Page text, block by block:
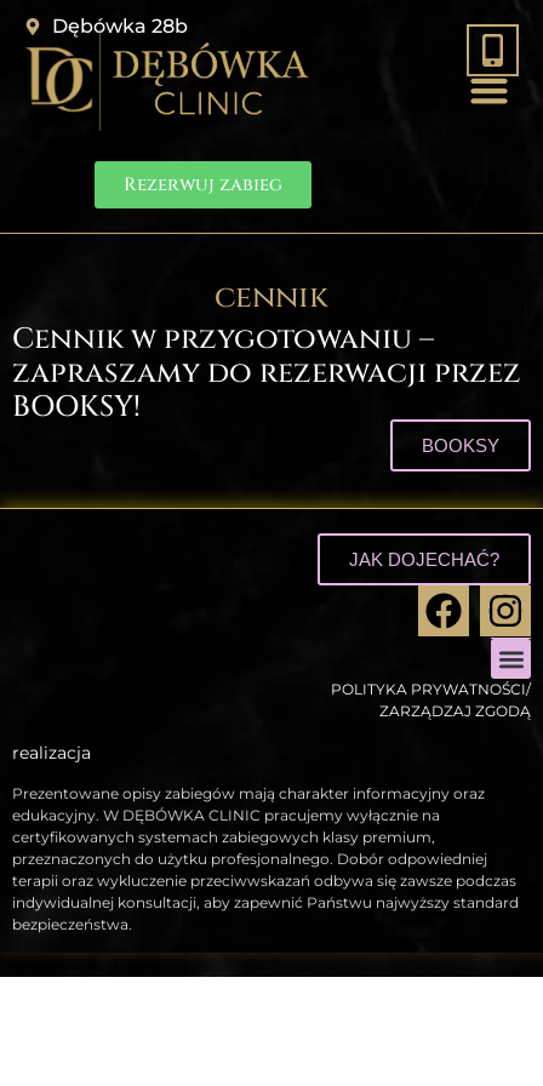
Dębówka 28b
Rezerwuj zabieg
cennik
Cennik w przygotowaniu –
zapraszamy do rezerwacji przez
BOOKSY!
BOOKSY
JAK DOJECHAĆ?
POLITYKA PRYWATNOŚCI/
ZARZĄDZAJ ZGODĄ
realizacja
Prezentowane opisy zabiegów mają charakter informacyjny oraz
edukacyjny. W DĘBÓWKA CLINIC pracujemy wyłącznie na
certyfikowanych systemach zabiegowych klasy premium,
przeznaczonych do użytku profesjonalnego. Dobór odpowiedniej
terapii oraz wykluczenie przeciwwskazań odbywa się zawsze podczas
indywidualnej konsultacji, aby zapewnić Państwu najwyższy standard
bezpieczeństwa.